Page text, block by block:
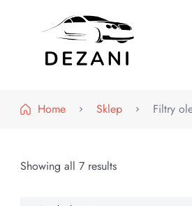
Home
Sklep Filtry
Showing all 7 results